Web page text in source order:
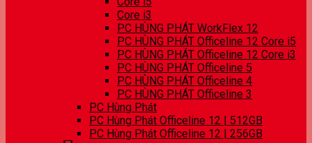
Core i3
PC HÙNG PHÁT WorkFlex 12
PC HÙNG PHÁT Officeline 12 Core i5
PC HÙNG PHÁT Officeline 12 Core i3
PC HÙNG PHÁT Officeline 5
PC HÙNG PHÁT Officeline 4
PC HÙNG PHÁT Officeline 3
PC Hùng Phát
PC Hùng Phát Officeline 12 | 512GB
PC Hùng Phát Officeline 12 | 256GB